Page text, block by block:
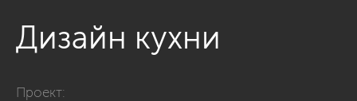
Дизайн кухни
Проект: